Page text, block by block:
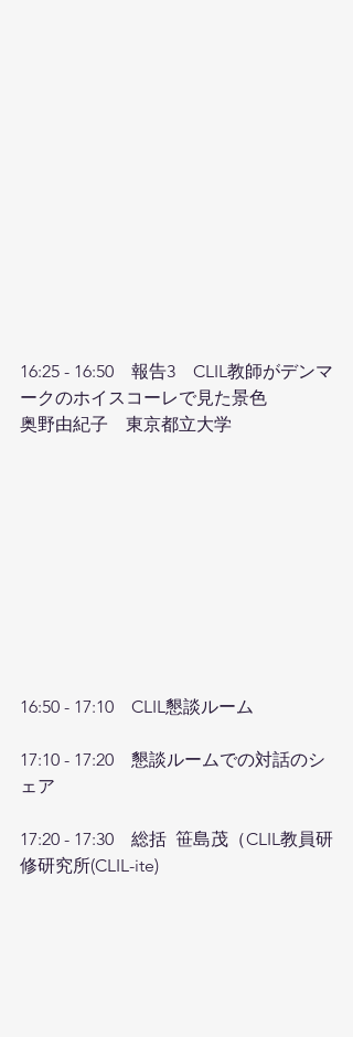
16:25 - 16:50　報告3　CLIL教師がデンマ
ークのホイスコーレで見た景色
奥野由紀子　東京都立大学
16:50 - 17:10　CLIL懇談ルーム
17:10 - 17:20　懇談ルームでの対話のシ
ェア
17:20 - 17:30　総括  笹島茂（CLIL教員研
修研究所(CLIL-ite)